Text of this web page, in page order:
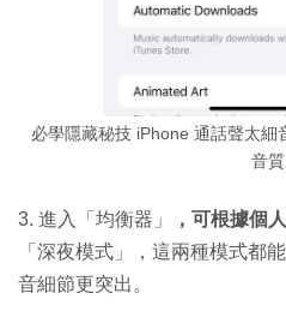
必學隱藏秘技 iPhone 通話聲太
音質
3. 進入「均衡器」 ，可根據個
「深夜模式」，這兩種模式都
音細節更突出。